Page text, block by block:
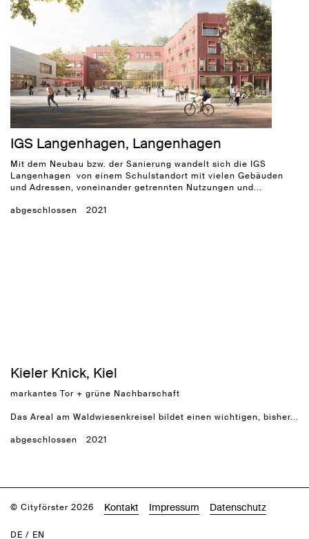
IGS Langenhagen, Langenhagen
Mit dem Neubau bzw. der Sanierung wandelt sich die IGS
Langenhagen von einem Schulstandort mit vielen Gebäuden
und Adressen, voneinander getrennten Nutzungen und...
abgeschlossen 2021
Kieler Knick, Kiel
markantes Tor + grüne Nachbarschaft
Das Areal am Waldwiesenkreisel bildet einen wichtigen, bisher...
abgeschlossen 2021
© Cityförster 2026 Kontakt Impressum Datenschutz
DE / EN